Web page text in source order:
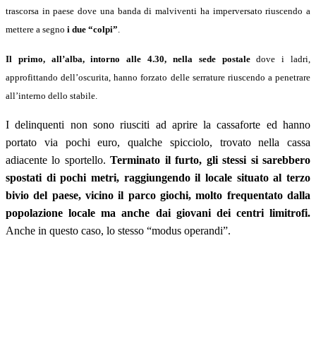
trascorsa in paese dove una banda di malviventi ha imperversato riuscendo a
mettere a segno i due “colpi”
Il primo, all’alba, intorno alle 4.30, nella sede postaledove i ladri,
approfittando dell’oscurita, hanno forzato delle serrature riuscendo a penetrare
all’interno dello stabile.
I delinquenti non sono riusciti ad aprire la cassaforte ed hanno
portato via pochi euro, qualche spicciolo, trovato nella cassa
adiacente lo sportello.Terminato il furto, gli stessi si sarebbero
spostati di pochi metri, raggiungendo il locale situato al terzo
bivio del paese, vicino il parco giochi, molto frequentato dalla
popolazione locale ma anche dai giovani dei centri limitrofi.
Anche in questo caso, lo stesso “modus operandi”.